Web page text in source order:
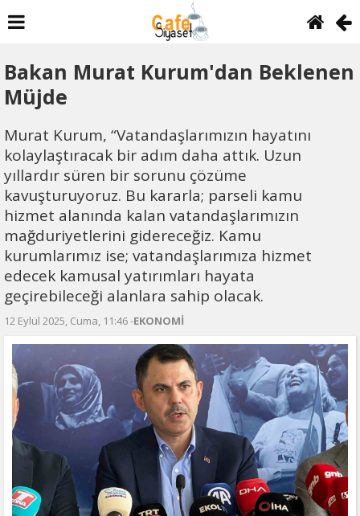
Bakan Murat Kurum'dan Beklenen
Müjde
Murat Kurum, “Vatandaşlarımızın hayatını
kolaylaştıracak bir adım daha attık. Uzun
yıllardır süren bir sorunu çözüme
kavuşturuyoruz. Bu kararla; parseli kamu
hizmet alanında kalan vatandaşlarımızın
mağduriyetlerini gidereceğiz. Kamu
kurumlarımız ise; vatandaşlarımıza hizmet
edecek kamusal yatırımları hayata
geçirebileceği alanlara sahip olacak.
12 Eylül 2025, Cuma, 11:46 -EKONOMİ